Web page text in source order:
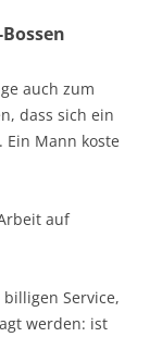
auch zum
dass sich ein
Mann koste
auf
Service,
werden: ist